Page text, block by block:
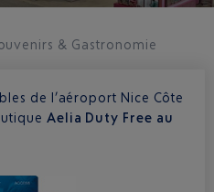
& Gastronomie
de l’aéroport Nice Côte
Aelia Duty Free au